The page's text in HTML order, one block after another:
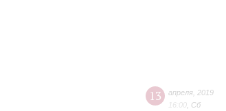
13 апреля 2019
16:00 Сб